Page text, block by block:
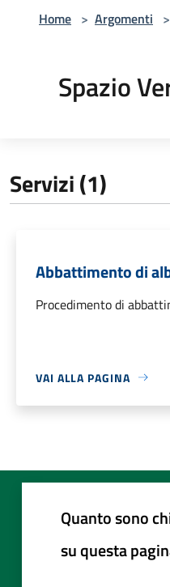
Home > Argomenti >
Spazio
Servizi (1)
Abbattimento di
Procedimento di
VAI ALLA PAGINA
Quanto sono
su questa